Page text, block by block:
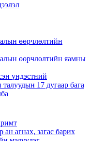
өөрчлөлтийн
өөрчлөлтийн яамны
үндэстний
17 дугаар бага
ан агнах, загас барих